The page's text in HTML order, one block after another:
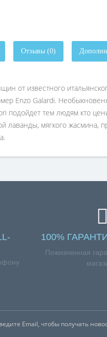
Отзывы (0)
от известного
Enzo Galardi.
подойдет тем людям кто
лаванды, мягкого жасмина,
100%
Пожизненная